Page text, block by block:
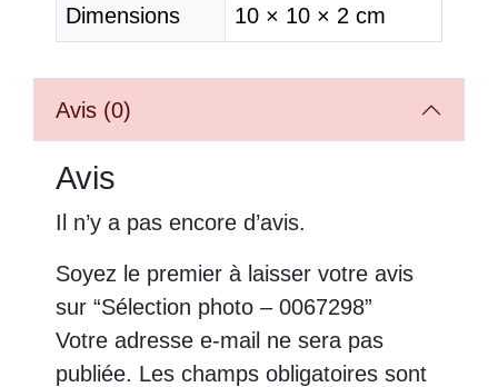
Dimensions 10 × 10 × 2 cm
Avis (0)
Avis
Il n’y a pas encore d’avis.
Soyez le premier à laisser votre avis
sur “Sélection photo – 0067298”
Votre adresse e-mail ne sera pas
publiée. Les champs obligatoires sont